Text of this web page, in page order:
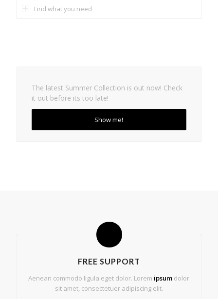
Find what you need
The latest Summer Collection is out now! Check
it out before its too late!
Show me!
FREE SUPPORT
Aenean commodo ligula eget dolor. Lorem ipsum dolor
sit amet, consectetuer adipiscing elit.